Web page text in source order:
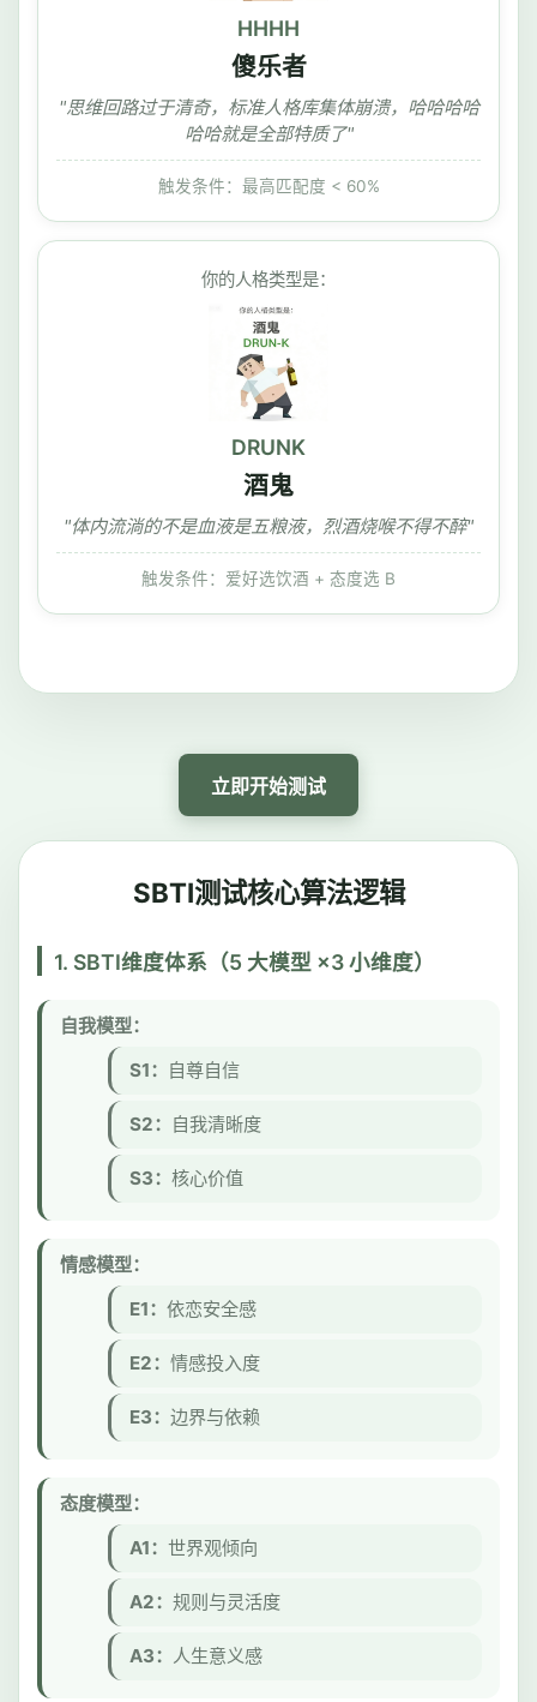
HHHH
傻乐者
"思维回路过于清奇，标准人格库集体崩溃，哈哈哈哈
哈哈就是全部特质了"
触发条件：最高匹配度 < 60%
你的人格类型是：
DRUNK
酒鬼
"体内流淌的不是血液是五粮液，烈酒烧喉不得不醉"
触发条件：爱好选饮酒 + 态度选 B
立即开始测试
SBTI测试核心算法逻辑
1. SBTI维度体系（5 大模型 ×3 小维度）
自我模型：
S1： 自尊自信
S2： 自我清晰度
S3： 核心价值
情感模型：
E1： 依恋安全感
E2： 情感投入度
E3： 边界与依赖
态度模型：
A1： 世界观倾向
A2： 规则与灵活度
A3： 人生意义感